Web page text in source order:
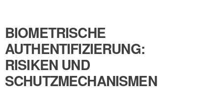
BIOMETRISCHE
AUTHENTIFIZIERUNG:
RISIKEN UND
SCHUTZMECHANISMEN